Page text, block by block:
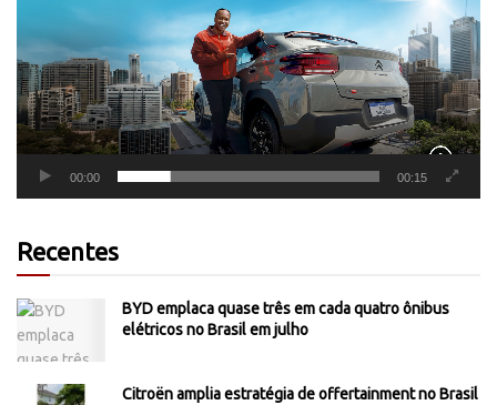
00:00 00:15
Recentes
BYD emplaca quase três em cada quatro ônibus
elétricos no Brasil em julho
Citroën amplia estratégia de offertainment no Brasil